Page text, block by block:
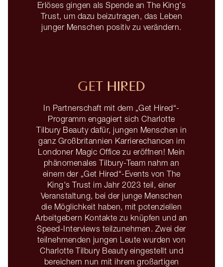
Erlöses gingen als Spende an The King's
Trust, um dazu beizutragen, das Leben
junger Menschen positiv zu verändern.
GET HIRED
In Partnerschaft mit dem „Get Hired“-
Programm engagiert sich Charlotte
Tilbury Beauty dafür, jungen Menschen in
ganz Großbritannien Karrierechancen im
Londoner Magic Office zu eröffnen! Mein
phänomenales Tilbury-Team nahm an
einem der „Get Hired“-Events von The
King's Trust im Jahr 2023 teil, einer
Veranstaltung, bei der junge Menschen
die Möglichkeit haben, mit potenziellen
Arbeitgebern Kontakte zu knüpfen und an
Speed-Interviews teilzunehmen. Zwei der
teilnehmenden jungen Leute wurden von
Charlotte Tilbury Beauty eingestellt und
bereichern nun mit ihrem großartigen